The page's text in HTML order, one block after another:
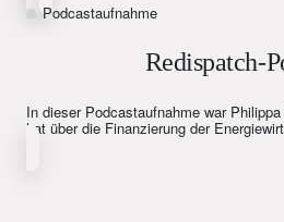
Podcastaufnahme
Redispatch-
In dieser Podcastaufnahme war
hat über die Finanzierung der